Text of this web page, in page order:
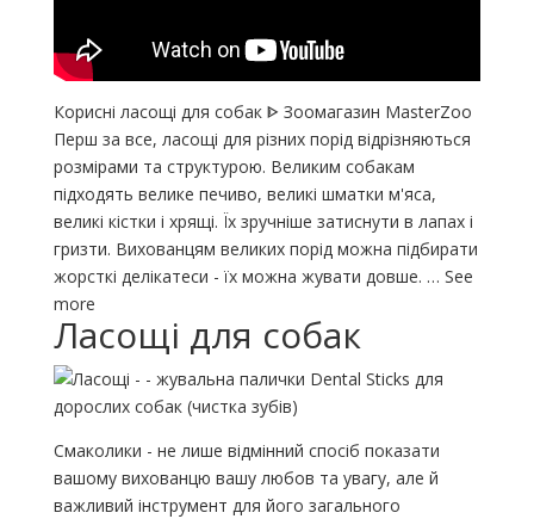
Корисні ласощі для собак ᐈ Зоомагазин MasterZoo
Перш за все, ласощі для різних порід відрізняються
розмірами та структурою. Великим собакам
підходять велике печиво, великі шматки м'яса,
великі кістки і хрящі. Їх зручніше затиснути в лапах і
гризти. Вихованцям великих порід можна підбирати
жорсткі делікатеси - їх можна жувати довше. … See
more
Ласощі для собак
Смаколики - не лише відмінний спосіб показати
вашому вихованцю вашу любов та увагу, але й
важливий інструмент для його загального